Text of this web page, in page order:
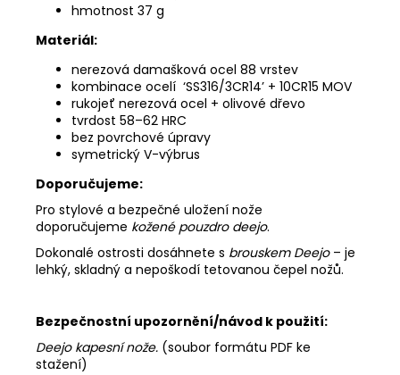
hmotnost 37 g
Materiál:
nerezová damašková ocel 88 vrstev
kombinace ocelí ‘SS316/3CR14’ + 10CR15 MOV
rukojeť nerezová ocel + olivové dřevo
tvrdost 58–62 HRC
bez povrchové úpravy
symetrický V-výbrus
Doporučujeme:
Pro stylové a bezpečné uložení nože
doporučujeme kožené pouzdro deejo.
Dokonalé ostrosti dosáhnete s brouskem Deejo – je
lehký, skladný a nepoškodí tetovanou čepel nožů.
Bezpečnostní upozornění/návod k použití:
Deejo kapesní nože. (soubor formátu PDF ke
stažení)